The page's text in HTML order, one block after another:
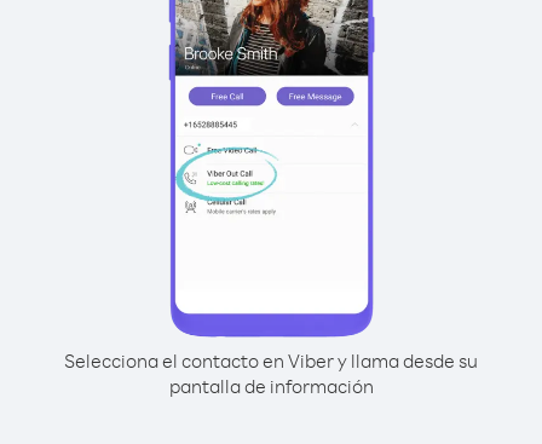
Selecciona el contacto en Viber y llama desde su
pantalla de información